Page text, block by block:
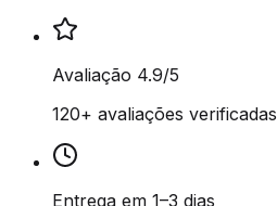
Avaliação 4.9/5
120+ avaliações verificadas
Entrega em 1–3 dias